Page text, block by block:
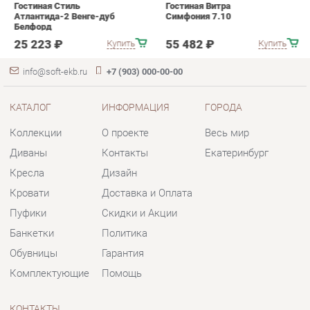
КАТАЛОГ
Коллекции
Кресла
Банкетки
Обувницы
Комплектующие
ИНФОРМАЦИЯ
О проекте
Дизайн
Политика
Гарантия
Помощь
ГОРОДА
Весь мир
КОНТАКТЫ
Шоурум и склад самовывоза
Адрес: г. Екатеринбург, пер.
Базовый, 47